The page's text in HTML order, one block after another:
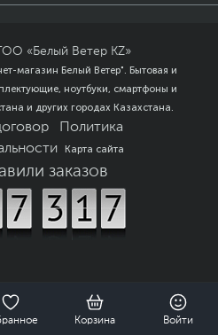
ТОО «Белый Ветер KZ»
магазин Белый Ветер". Бытовая и
ноутбуки, смартфоны и
и других городах Казахстана.
Политика
Карта сайта
заказов
Корзина Войти